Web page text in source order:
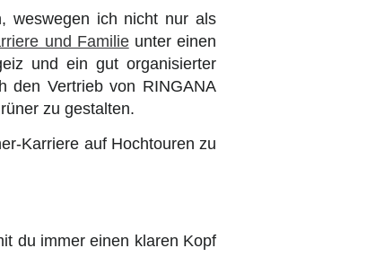
weswegen ich nicht nur als
und Familieunter einen
und ein gut organisierter
den Vertrieb von RINGANA
zu gestalten.
Karriere auf Hochtouren zu
du immer einen klaren Kopf